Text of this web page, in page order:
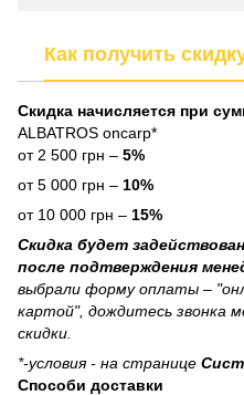
Как получить
Скидка начисляется при
ALBATROS oncarp*
от 2 500 грн – 5%
от 5 000 грн – 10%
от 10 000 грн – 15%
Скидка будет
после подтверждения
выбрали форму оплаты –
картой", дождитесь звонка
скидки.
*-условия - на странице
Способи доставки